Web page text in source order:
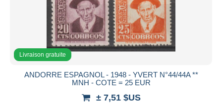
Livraison gratuite
ANDORRE ESPAGNOL - 1948 - YVERT N°44/44A **
MNH - COTE = 25 EUR
± 7,51 $US